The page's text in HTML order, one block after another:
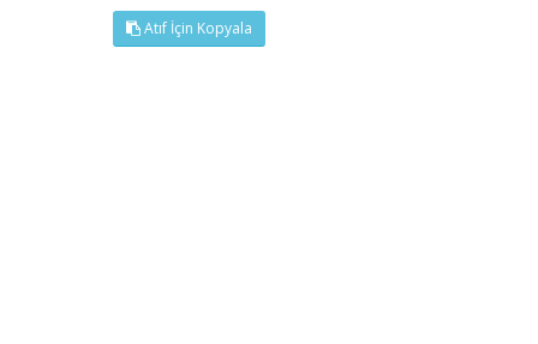
Atıf İçin Kopyala